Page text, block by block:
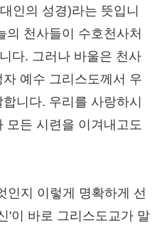
인의 성경)라는 뜻입니
의 천사들이 수호천사처
다. 그러나 바울은 천사
예수 그리스도께서 우
니다. 우리를 사랑하시
모든 시련을 이겨내고도
인지 이렇게 명확하게 선
'이 바로 그리스도교가 말